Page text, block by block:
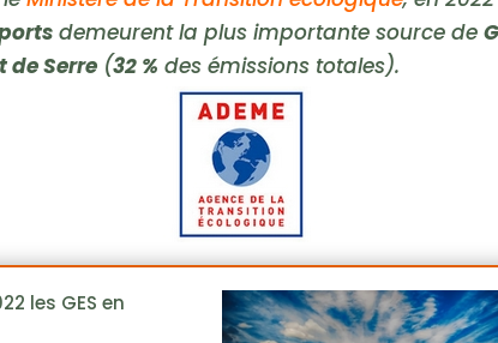
demeurent la plus importante source de
de Serre (32 % des émissions totales).
les GES en